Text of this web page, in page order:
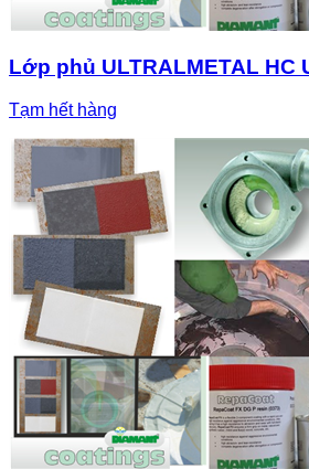
Lớp phủ ULTRALMETAL HC
Tạm hết hàng